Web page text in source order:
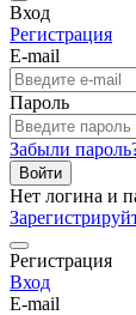
Вход
Регистрация
E-mail
Пароль
Забыли
Войти
Нет логина и
Регистрация
Вход
E-mail